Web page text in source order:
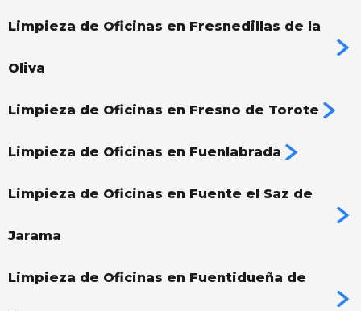
Limpieza de Oficinas en Fresnedillas de la
Oliva
Limpieza de Oficinas en Fresno de Torote
Limpieza de Oficinas en Fuenlabrada
Limpieza de Oficinas en Fuente el Saz de
Jarama
Limpieza de Oficinas en Fuentidueña de